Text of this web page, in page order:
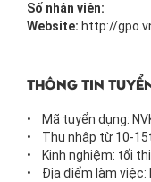
Số nhân viên:
Website: http://
Thông tin
• Mã tuyển dụng:
• Thu nhập từ 10-
• Kinh nghiệm: tối
• Địa điểm làm việc: